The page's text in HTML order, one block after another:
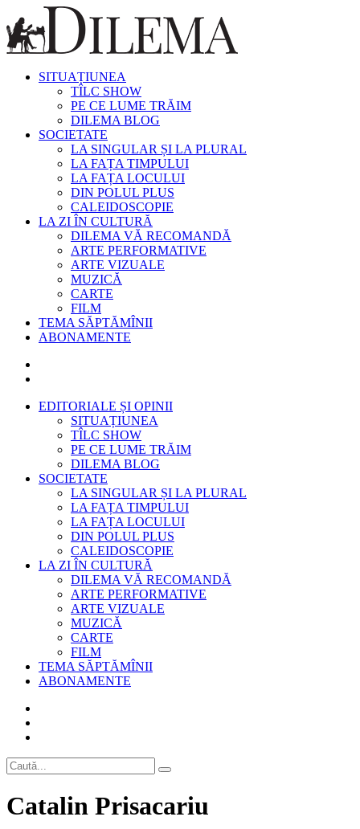
SITUAȚIUNEA
TÎLC SHOW
PE CE LUME TRĂIM
DILEMA BLOG
SOCIETATE
LA SINGULAR ȘI LA PLURAL
LA FAȚA TIMPULUI
LA FAȚA LOCULUI
DIN POLUL PLUS
CALEIDOSCOPIE
LA ZI ÎN CULTURĂ
DILEMA VĂ RECOMANDĂ
ARTE PERFORMATIVE
ARTE VIZUALE
MUZICĂ
CARTE
FILM
TEMA SĂPTĂMÎNII
ABONAMENTE
EDITORIALE ȘI OPINII
SITUAȚIUNEA
TÎLC SHOW
PE CE LUME TRĂIM
DILEMA BLOG
SOCIETATE
LA SINGULAR ȘI LA PLURAL
LA FAȚA TIMPULUI
LA FAȚA LOCULUI
DIN POLUL PLUS
CALEIDOSCOPIE
LA ZI ÎN CULTURĂ
DILEMA VĂ RECOMANDĂ
ARTE PERFORMATIVE
ARTE VIZUALE
MUZICĂ
CARTE
FILM
TEMA SĂPTĂMÎNII
ABONAMENTE
Catalin Prisacariu